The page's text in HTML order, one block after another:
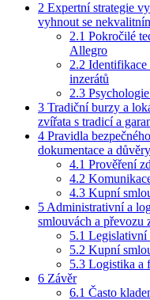
2 Expertní strategie
vyhnout se
2.1 Pokročilé
Allegro
2.2 Identifikace
inzerátů
2.3
3 Tradiční burzy a
zvířata s tradicí a
4 Pravidla
dokumentace a
4.1 Prověření
4.2
4.3 Kupní
5 Administrativní a
smlouvách a převozu
5.1 Legislativní
5.2 Kupní
5.3 Logistika a
6 Závěr
6.1 Často